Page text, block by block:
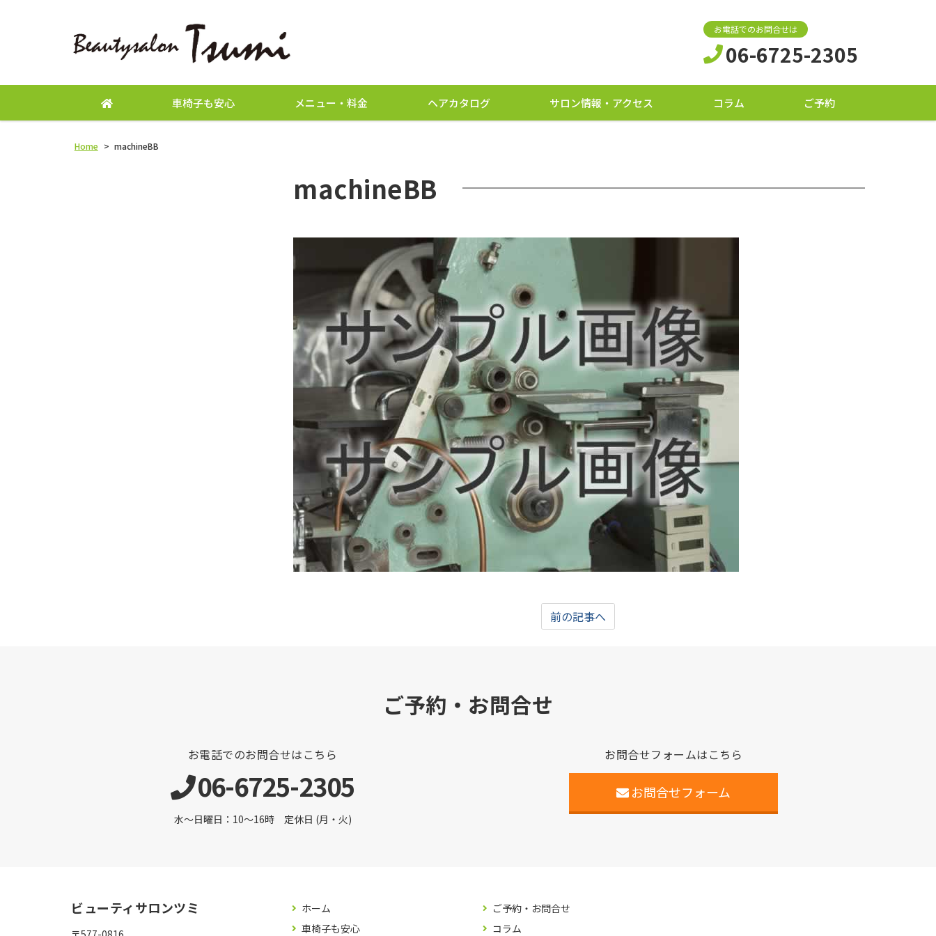
お電話でのお問合せは
06-6725-2305
車椅子も安心 メニュー・料金 ヘアカタログ サロン情報・アクセス コラム ご予約
Home > machineBB
machineBB
前の記事へ
ご予約・お問合せ
お電話でのお問合せはこちら
06-6725-2305
水～日曜日：10～16時 定休日 (月・火)
お問合せフォームはこちら
お問合せフォーム
ビューティサロンツミ
ホーム
車椅子も安心
ご予約・お問合せ
コラム